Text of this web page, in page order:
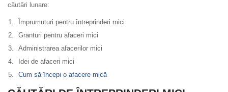
căutări lunare:
Împrumuturi pentru întreprinderi mici
Granturi pentru afaceri mici
Administrarea afacerilor mici
Idei de afaceri mici
Cum să începi o afacere mică